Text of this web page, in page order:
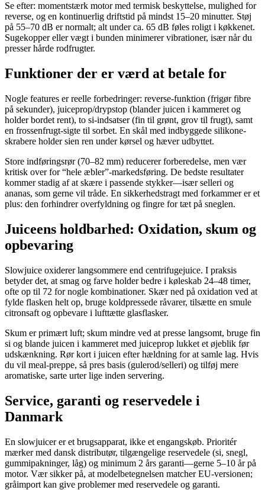
Se efter: momentstærk motor med termisk beskyttelse, mulighed for
reverse, og en kontinuerlig driftstid på mindst 15–20 minutter. Støj
på 55–70 dB er normalt; alt under ca. 65 dB føles roligt i køkkenet.
Sugekopper eller vægt i bunden minimerer vibrationer, især når du
presser hårde rodfrugter.
Funktioner der er værd at betale for
Nogle features er reelle forbedringer: reverse-funktion (frigør fibre
på sekunder), juiceprop/drypstop (blander juicen i kammeret og
holder bordet rent), to si-indsatser (fin til grønt, grov til frugt), samt
en frossenfrugt-sigte til sorbet. En skål med indbyggede silikone-
skrabere holder sien ren under kørsel og hæver udbyttet.
Store indføringsrør (70–82 mm) reducerer forberedelse, men vær
kritisk over for “hele æbler”-markedsføring. De bedste resultater
kommer stadig af at skære i passende stykker—især selleri og
ananas, som gerne vil tråde. En sikkerhedstragt med forkammer er et
plus: den forhindrer overfyldning og fingre for tæt på sneglen.
Juiceens holdbarhed: Oxidation, skum og
opbevaring
Slowjuice oxiderer langsommere end centrifugejuice. I praksis
betyder det, at smag og farve holder bedre i køleskab 24–48 timer,
ofte op til 72 for nogle kombinationer. Skær ned på oxidation ved at
fylde flasken helt op, bruge koldpressede råvarer, tilsætte en smule
citronsaft og opbevare i lufttætte glasflasker.
Skum er primært luft; skum mindre ved at presse langsomt, bruge fin
si og blande juicen i kammeret med juiceprop lukket et øjeblik før
udskænkning. Rør kort i juicen efter hældning for at samle lag. Hvis
du vil meal-preppe, så pres basis (gulerod/selleri) og tilføj mere
aromatiske, sarte urter lige inden servering.
Service, garanti og reservedele i
Danmark
En slowjuicer er et brugsapparat, ikke et engangskøb. Prioritér
mærker med dansk distributør, tilgængelige reservedele (si, snegl,
gummipakninger, låg) og minimum 2 års garanti—gerne 5–10 år på
motor. Vær sikker på, at modelbetegnelsen matcher EU-versionen;
gråimport kan give problemer med reservedele og garanti.